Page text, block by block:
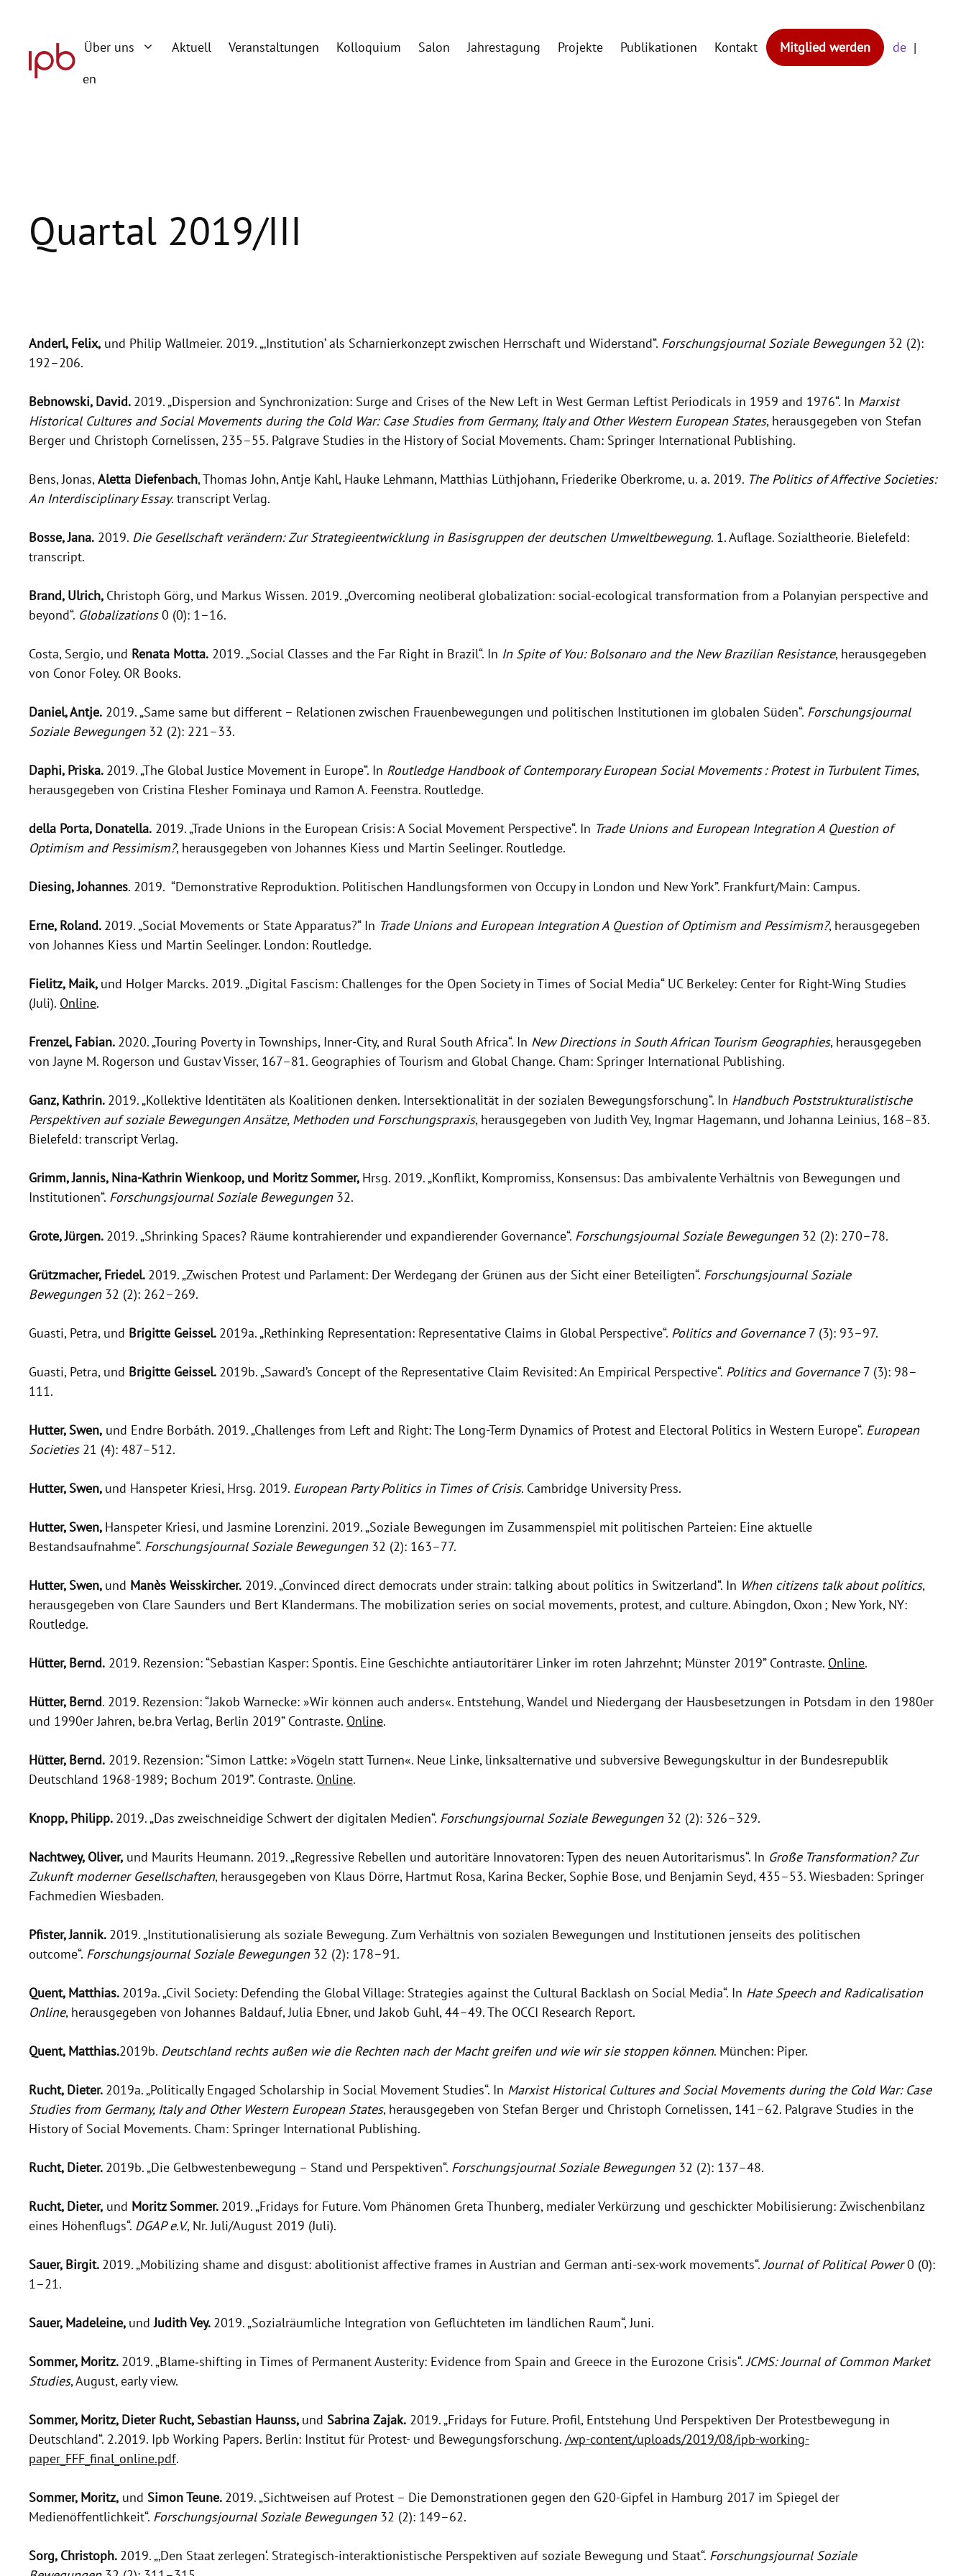
springen
Über uns Aktuell Veranstaltungen Kolloquium Salon Jahrestagung Projekte Publikationen Kontakt Mitglied werden
de
en
Quartal 2019/III
Anderl, Felix, und Philip Wallmeier. 2019. „‚Institution‘ als Scharnierkonzept zwischen Herrschaft und Widerstand“. Forschungsjournal Soziale Bewegungen32 (2):
192–206.
Bebnowski, David. 2019. „Dispersion and Synchronization: Surge and Crises of the New Left in West German Leftist Periodicals in 1959 and 1976“. In Marxist
Historical Cultures and Social Movements during the Cold War: Case Studies from Germany, Italy and Other Western European States, herausgegeben von Stefan
Berger und Christoph Cornelissen, 235–55. Palgrave Studies in the History of Social Movements. Cham: Springer International Publishing.
Bens, Jonas,Aletta Diefenbach, Thomas John, Antje Kahl, Hauke Lehmann, Matthias Lüthjohann, Friederike Oberkrome, u. a. 2019. The Politics of Affective Societies:
An Interdisciplinary Essay. transcript Verlag.
Bosse, Jana. 2019. Die Gesellschaft verändern: Zur Strategieentwicklung in Basisgruppen der deutschen Umweltbewegung. 1. Auflage. Sozialtheorie. Bielefeld:
transcript.
Brand, Ulrich, Christoph Görg, und Markus Wissen. 2019. „Overcoming neoliberal globalization: social-ecological transformation from a Polanyian perspective and
beyond“. Globalizations0 (0): 1–16.
Costa, Sergio, und Renata Motta. 2019. „Social Classes and the Far Right in Brazil“. In In Spite of You: Bolsonaro and the New Brazilian Resistance, herausgegeben
von Conor Foley. OR Books.
Daniel, Antje. 2019. „Same same but different – Relationen zwischen Frauenbewegungen und politischen Institutionen im globalen Süden“. Forschungsjournal
Soziale Bewegungen32 (2): 221–33.
Daphi, Priska. 2019. „The Global Justice Movement in Europe“. In Routledge Handbook of Contemporary European Social Movements : Protest in Turbulent Times,
herausgegeben von Cristina Flesher Fominaya und Ramon A. Feenstra. Routledge.
della Porta, Donatella. 2019. „Trade Unions in the European Crisis: A Social Movement Perspective“. In Trade Unions and European Integration A Question of
Optimism and Pessimism?, herausgegeben von Johannes Kiess und Martin Seelinger. Routledge.
Diesing, Johannes. 2019. “Demonstrative Reproduktion. Politischen Handlungsformen von Occupy in London und New York”. Frankfurt/Main: Campus.
Erne, Roland. 2019. „Social Movements or State Apparatus?“ In Trade Unions and European Integration A Question of Optimism and Pessimism?, herausgegeben
von Johannes Kiess und Martin Seelinger. London: Routledge.
Fielitz, Maik, und Holger Marcks. 2019. „Digital Fascism: Challenges for the Open Society in Times of Social Media“ UC Berkeley: Center for Right-Wing Studies
(Juli). Online.
Frenzel, Fabian. 2020. „Touring Poverty in Townships, Inner-City, and Rural South Africa“. In New Directions in South African Tourism Geographies, herausgegeben
von Jayne M. Rogerson und Gustav Visser, 167–81. Geographies of Tourism and Global Change. Cham: Springer International Publishing.
Ganz, Kathrin. 2019. „Kollektive Identitäten als Koalitionen denken. Intersektionalität in der sozialen Bewegungsforschung“. In Handbuch Poststrukturalistische
Perspektiven auf soziale Bewegungen Ansätze, Methoden und Forschungspraxis, herausgegeben von Judith Vey, Ingmar Hagemann, und Johanna Leinius, 168–83.
Bielefeld: transcript Verlag.
Grimm, Jannis, Nina-Kathrin Wienkoop, und Moritz Sommer, Hrsg. 2019. „Konflikt, Kompromiss, Konsensus: Das ambivalente Verhältnis von Bewegungen und
Institutionen“. Forschungsjournal Soziale Bewegungen32.
Grote, Jürgen. 2019. „Shrinking Spaces? Räume kontrahierender und expandierender Governance“. Forschungsjournal Soziale Bewegungen32 (2): 270–78.
Grützmacher, Friedel. 2019. „Zwischen Protest und Parlament: Der Werdegang der Grünen aus der Sicht einer Beteiligten“. Forschungsjournal Soziale
Bewegungen32 (2): 262–269.
Guasti, Petra, und Brigitte Geissel. 2019a. „Rethinking Representation: Representative Claims in Global Perspective“. Politics and Governance7 (3): 93–97.
Guasti, Petra, und Brigitte Geissel. 2019b. „Saward’s Concept of the Representative Claim Revisited: An Empirical Perspective“. Politics and Governance7 (3): 98–
111.
Hutter, Swen, und Endre Borbáth. 2019. „Challenges from Left and Right: The Long-Term Dynamics of Protest and Electoral Politics in Western Europe“. European
Societies21 (4): 487–512.
Hutter, Swen, und Hanspeter Kriesi, Hrsg. 2019. European Party Politics in Times of Crisis. Cambridge University Press.
Hutter, Swen, Hanspeter Kriesi, und Jasmine Lorenzini. 2019. „Soziale Bewegungen im Zusammenspiel mit politischen Parteien: Eine aktuelle
Bestandsaufnahme“. Forschungsjournal Soziale Bewegungen32 (2): 163–77.
Hutter, Swen, und Manès Weisskircher. 2019. „Convinced direct democrats under strain: talking about politics in Switzerland“. In When citizens talk about politics,
herausgegeben von Clare Saunders und Bert Klandermans. The mobilization series on social movements, protest, and culture. Abingdon, Oxon ; New York, NY:
Routledge.
Hütter, Bernd. 2019. Rezension: “Sebastian Kasper: Spontis. Eine Geschichte antiautoritärer Linker im roten Jahrzehnt; Münster 2019” Contraste. Online.
Hütter, Bernd. 2019. Rezension: “Jakob Warnecke: »Wir können auch anders«. Entstehung, Wandel und Niedergang der Hausbesetzungen in Potsdam in den 1980er
und 1990er Jahren, be.bra Verlag, Berlin 2019” Contraste. Online.
Hütter, Bernd. 2019. Rezension: “Simon Lattke: »Vögeln statt Turnen«. Neue Linke, linksalternative und subversive Bewegungskultur in der Bundesrepublik
Deutschland 1968-1989; Bochum 2019”. Contraste. Online.
Knopp, Philipp. 2019. „Das zweischneidige Schwert der digitalen Medien“. Forschungsjournal Soziale Bewegungen32 (2): 326–329.
Nachtwey, Oliver, und Maurits Heumann. 2019. „Regressive Rebellen und autoritäre Innovatoren: Typen des neuen Autoritarismus“. In Große Transformation? Zur
Zukunft moderner Gesellschaften, herausgegeben von Klaus Dörre, Hartmut Rosa, Karina Becker, Sophie Bose, und Benjamin Seyd, 435–53. Wiesbaden: Springer
Fachmedien Wiesbaden.
Pfister, Jannik. 2019. „Institutionalisierung als soziale Bewegung. Zum Verhältnis von sozialen Bewegungen und Institutionen jenseits des politischen
outcome“. Forschungsjournal Soziale Bewegungen32 (2): 178–91.
Quent, Matthias. 2019a. „Civil Society: Defending the Global Village: Strategies against the Cultural Backlash on Social Media“. In Hate Speech and Radicalisation
Online, herausgegeben von Johannes Baldauf, Julia Ebner, und Jakob Guhl, 44–49. The OCCI Research Report.
Quent, Matthias.2019b. Deutschland rechts außen wie die Rechten nach der Macht greifen und wie wir sie stoppen können. München: Piper.
Rucht, Dieter. 2019a. „Politically Engaged Scholarship in Social Movement Studies“. In Marxist Historical Cultures and Social Movements during the Cold War: Case
Studies from Germany, Italy and Other Western European States, herausgegeben von Stefan Berger und Christoph Cornelissen, 141–62. Palgrave Studies in the
History of Social Movements. Cham: Springer International Publishing.
Rucht, Dieter. 2019b. „Die Gelbwestenbewegung – Stand und Perspektiven“. Forschungsjournal Soziale Bewegungen32 (2): 137–48.
Rucht, Dieter, und Moritz Sommer. 2019. „Fridays for Future. Vom Phänomen Greta Thunberg, medialer Verkürzung und geschickter Mobilisierung: Zwischenbilanz
eines Höhenflugs“. DGAP e.V., Nr. Juli/August 2019 (Juli).
Sauer, Birgit. 2019. „Mobilizing shame and disgust: abolitionist affective frames in Austrian and German anti-sex-work movements“.Journal of Political Power0 (0):
1–21.
Sauer, Madeleine, undJudith Vey. 2019. „Sozialräumliche Integration von Geflüchteten im ländlichen Raum“, Juni.
Sommer, Moritz. 2019. „Blame‐shifting in Times of Permanent Austerity: Evidence from Spain and Greece in the Eurozone Crisis“.JCMS: Journal of Common Market
Studies, August, early view.
Sommer, Moritz, Dieter Rucht, Sebastian Haunss, und Sabrina Zajak. 2019. „Fridays for Future. Profil, Entstehung Und Perspektiven Der Protestbewegung in
Deutschland“. 2.2019. Ipb Working Papers. Berlin: Institut für Protest- und Bewegungsforschung. /wp-content/uploads/2019/08/ipb-working-
paper_FFF_final_online.pdf.
Sommer, Moritz, und Simon Teune. 2019. „Sichtweisen auf Protest – Die Demonstrationen gegen den G20-Gipfel in Hamburg 2017 im Spiegel der
Medienöffentlichkeit“. Forschungsjournal Soziale Bewegungen32 (2): 149–62.
Sorg, Christoph. 2019. „‚Den Staat zerlegen‘. Strategisch-interaktionistische Perspektiven auf soziale Bewegung und Staat“. Forschungsjournal Soziale